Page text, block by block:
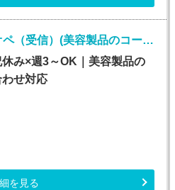
コールセンター・テレオペ（受信）(美容製品のコールセンタースタッフ)
み×週3～OK｜美容製品の
わせ対応
を見る